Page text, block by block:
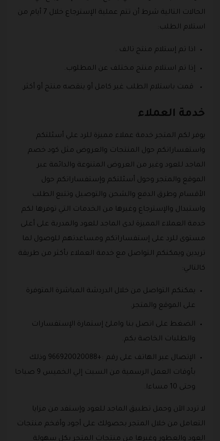
الحالات التالية شرط أن تتم عملية الإسترجاع خلال 7 أيام من
استلام الطلب:
اذا تم إستلام منتج تالف .
إذا تم استلام منتج مختلف عن المطلوب.
قمت باستلام الطلب غير كامل أو ينقصه منتج أو أكثر.
خدمة العملاء
يوفر لكم المتجر خدمة عملاء مميزة للرد علي أسئلتكم
واستفساراتكم حول المنتجات والعروض مثل كود خصم
الماجد للعود وغير من العروض المتنوعة والدائمة عبر
الموقع والمتجر وحول أسئلتكم وإستفساراتكم حول
الأقسام وطرق الدفع والشحن والتوصيل وتتبع الطلب
واستبدال والإسترجاع وغيرها من الخدمات التي توفرها لكم
خدمة العملاء المميزة لدى الماجد للعود والمدربة على أعلى
مستوى للرد على إستفساراتكم ومساعدتهم للوصول لما
تريدين ويمكنكم التواصل مع خدمة العملاء بأكثر من طريقة
كالتالي:
يمكنكم التواصل من خلال الدردشة المباشرة المتوفرة
على الموقع والمتجر.
الضغط على اتصل بنا واملئ إستمارة الإستفسارات
والطلبات الخاصة بكم.
الإتصال عبر الهاتف على رقم :+966920020088 وذلك
بأوقات العمل الرسمية من السبت إلي الخميس 9 صباحا
وحتى 10 مساءا.
لا تردد الآن وحمل تطبيق الماجد للعود وإستفد من مزايا
التعامل من خلال المتجر بحصولك على أجود وأفخم منتجات
العود والعطور وغيرها من منتجات المتجر بكل سهولة